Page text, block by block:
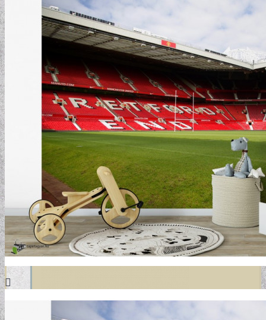
DESIGN TAPÉTÁK